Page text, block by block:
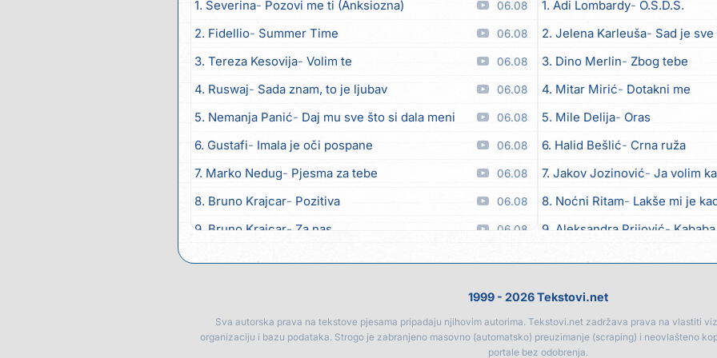
1. Severina Pozovi me ti (Anksiozna) 06.08
2. Fidellio Summer Time 06.08
3. Tereza Kesovija Volim te 06.08
4. Ruswaj Sada znam, to je ljubav 06.08
5. Nemanja Panić Daj mu sve što si dala meni 06.08
6. Gustafi Imala je oči pospane 06.08
7. Marko Nedug Pjesma za tebe 06.08
8. Bruno Krajcar Pozitiva 06.08
9. Bruno Krajcar Za nas 06.08
13. Tamara Brusić Nigdi ni lipo ko doma 06.08
1. Adi Lombardy O.S.D.S.
2. Jelena Karleuša Sad je sve
3. Dino Merlin Zbog tebe
4. Mitar Mirić Dotakni me
5. Mile Delija Oras
6. Halid Bešlić Crna ruža
7. Jakov Jozinović Ja volim
8. Noćni Ritam Lakše mi je
9. Aleksandra Prijović Kababa
13. Noćni Ritam Rekla si mi
1999 - 2026 Tekstovi.net
Sva autorska prava na tekstove pjesama pripadaju njihovim autorima. Tekstovi.net zadržava prava na vlastiti
organizaciju i bazu podataka. Strogo je zabranjeno masovno (automatsko) preuzimanje (scraping) i neovlašteno
portale bez odobrenja.